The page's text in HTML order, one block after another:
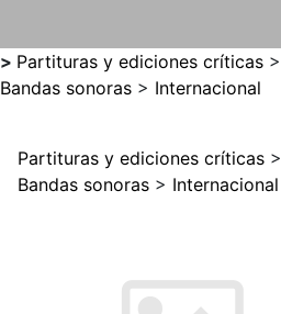
> Partituras y ediciones críticas >
Bandas sonoras > Internacional
Partituras y ediciones críticas >
Bandas sonoras > Internacional